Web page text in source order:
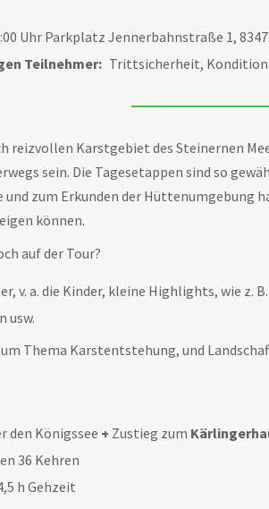
Uhr Parkplatz Jennerbahnstraße 1,
Teilnehmer: Trittsicherheit, Kondition
reizvollen Karstgebiet des Steinernen
sein. Die Tagesetappen sind so
zum Erkunden der Hüttenumgebung
können.
auf der Tour?
v. a. die Kinder, kleine Highlights, wie z.
usw.
Thema Karstentstehung, und
den Königssee + Zustieg zum
36 Kehren
h Gehzeit